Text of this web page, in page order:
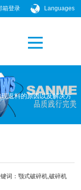
Languages
箱登录
返料的原因以及解决方
词：颚式破碎机 ,破碎机